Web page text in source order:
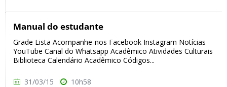
Manual do estudante
Grade Lista Acompanhe-nos Facebook Instagram Notícias
YouTube Canal do Whatsapp Acadêmico Atividades Culturais
Biblioteca Calendário Acadêmico Códigos...
31/03/15 10h58